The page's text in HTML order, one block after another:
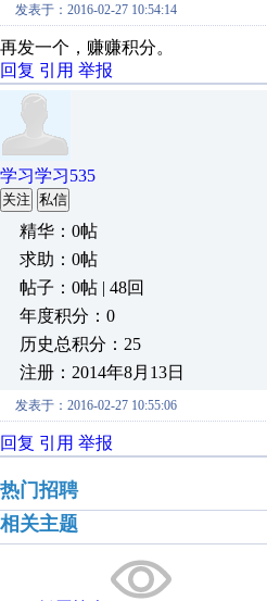
发表于：2016-02-27 10:54:14
再发一个，赚赚积分。
回复 引用 举报
学习学习535
关注 私信
精华：0帖
求助：0帖
帖子：0帖 | 48回
年度积分：0
历史总积分：25
注册：2014年8月13日
发表于：2016-02-27 10:55:06
回复 引用 举报
热门招聘
相关主题